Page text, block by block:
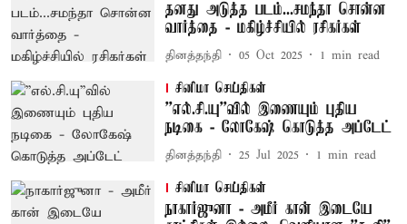
தனது அடுத்த படம்...சமந்தா சொன்ன
வார்த்தை - மகிழ்ச்சியில் ரசிகர்கள்
தினத்தந்தி 05 Oct 2025 1 min read
சினிமா செய்திகள்
''எல்.சி.யு''வில் இணையும் புதிய
நடிகை - லோகேஷ் கொடுத்த அப்டேட்
தினத்தந்தி 25 Jul 2025 1 min read
சினிமா செய்திகள்
நாகார்ஜுனா - அமீர் கான் இடையே